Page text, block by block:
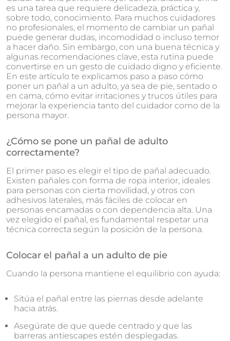
es una tarea que requiere delicadeza, práctica y,
sobre todo, conocimiento. Para muchos cuidadores
no profesionales, el momento de cambiar un pañal
puede generar dudas, incomodidad o incluso temor
a hacer daño. Sin embargo, con una buena técnica y
algunas recomendaciones clave, esta rutina puede
convertirse en un gesto de cuidado digno y eficiente.
En este artículo te explicamos paso a paso cómo
poner un pañal a un adulto, ya sea de pie, sentado o
en cama, cómo evitar irritaciones y trucos útiles para
mejorar la experiencia tanto del cuidador como de la
persona mayor.
¿Cómo se pone un pañal de adulto
correctamente?
El primer paso es elegir el tipo de pañal adecuado.
Existen pañales con forma de ropa interior, ideales
para personas con cierta movilidad, y otros con
adhesivos laterales, más fáciles de colocar en
personas encamadas o con dependencia alta. Una
vez elegido el pañal, es fundamental respetar una
técnica correcta según la posición de la persona.
Colocar el pañal a un adulto de pie
Cuando la persona mantiene el equilibrio con ayuda:
Sitúa el pañal entre las piernas desde adelante
hacia atrás.
Asegúrate de que quede centrado y que las
barreras antiescapes estén desplegadas.